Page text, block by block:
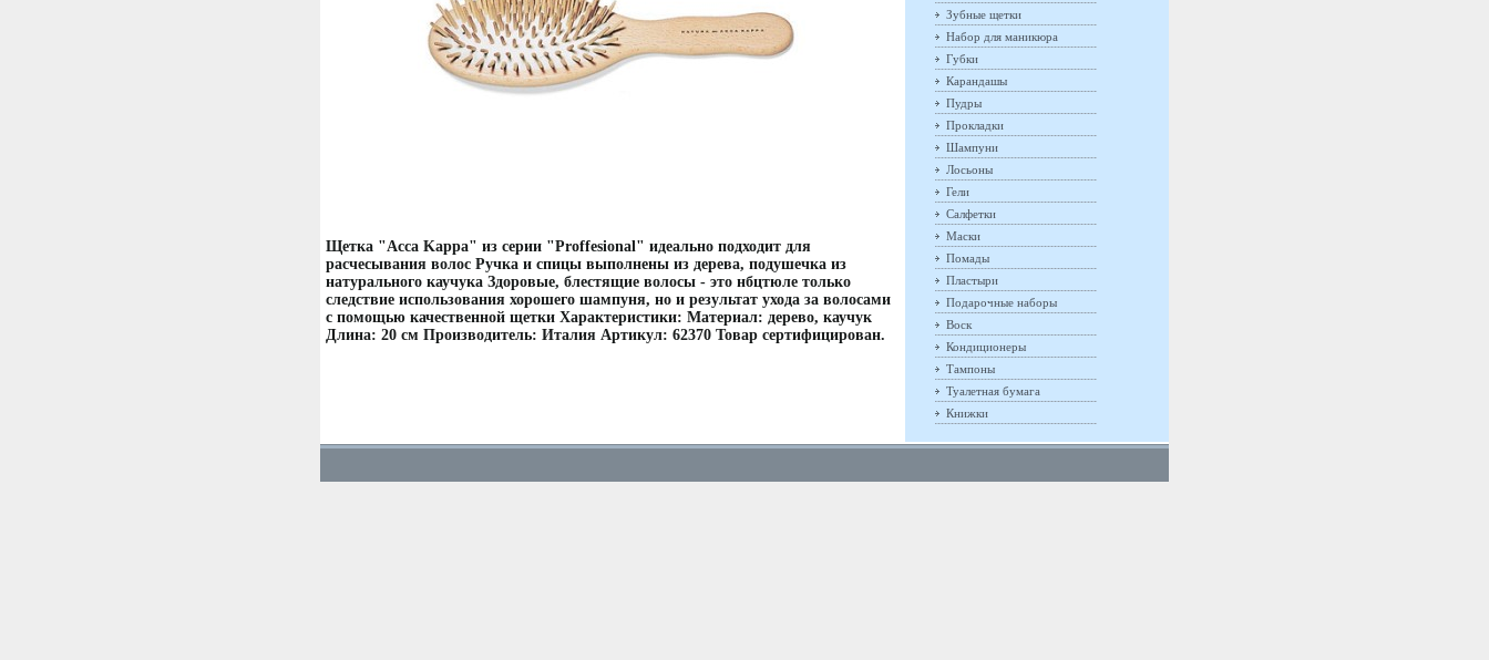
Щетка "Acca Kappa" из серии "Proffesional" идеально подходит для
расчесывания волос Ручка и спицы выполнены из дерева, подушечка из
натурального каучука Здоровые, блестящие волосы - это нбцтюле только
следствие использования хорошего шампуня, но и результат ухода за волосами
с помощью качественной щетки Характеристики: Материал: дерево, каучук
Длина: 20 см Производитель: Италия Артикул: 62370 Товар сертифицирован.
Зубные щетки
Набор для маникюра
Губки
Карандашы
Пудры
Прокладки
Шампуни
Лосьоны
Гели
Салфетки
Маски
Помады
Пластыри
Подарочные наборы
Воск
Кондиционеры
Тампоны
Туалетная бумага
Книжки